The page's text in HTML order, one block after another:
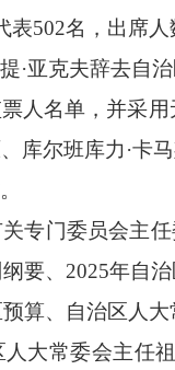
表502名，出席人
·亚克夫辞去自
人名单，并采
库尔班库力·卡
专门委员会主
要、 2025年自
算、自治区人
大常委会主任